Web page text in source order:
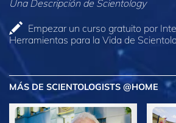
Una Descripción de Scientology
Empezar un curso gratuito por
Herramientas para la Vida de
MÁS DE SCIENTOLOGISTS @HOME